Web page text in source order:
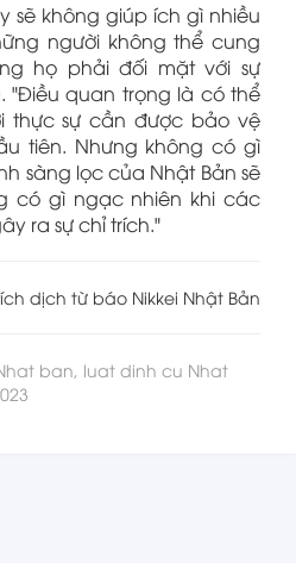
sẽ không giúp ích gì nhiều
người không thể cung
họ phải đối mặt với sự
"Điều quan trọng là có thể
thực sự cần được bảo vệ
tiên. Nhưng không có gì
sàng lọc của Nhật Bản sẽ
có gì ngạc nhiên khi các
ra sự chỉ trích."
dịch từ báo Nikkei Nhật Bản
ban, luat dinh cu Nhat